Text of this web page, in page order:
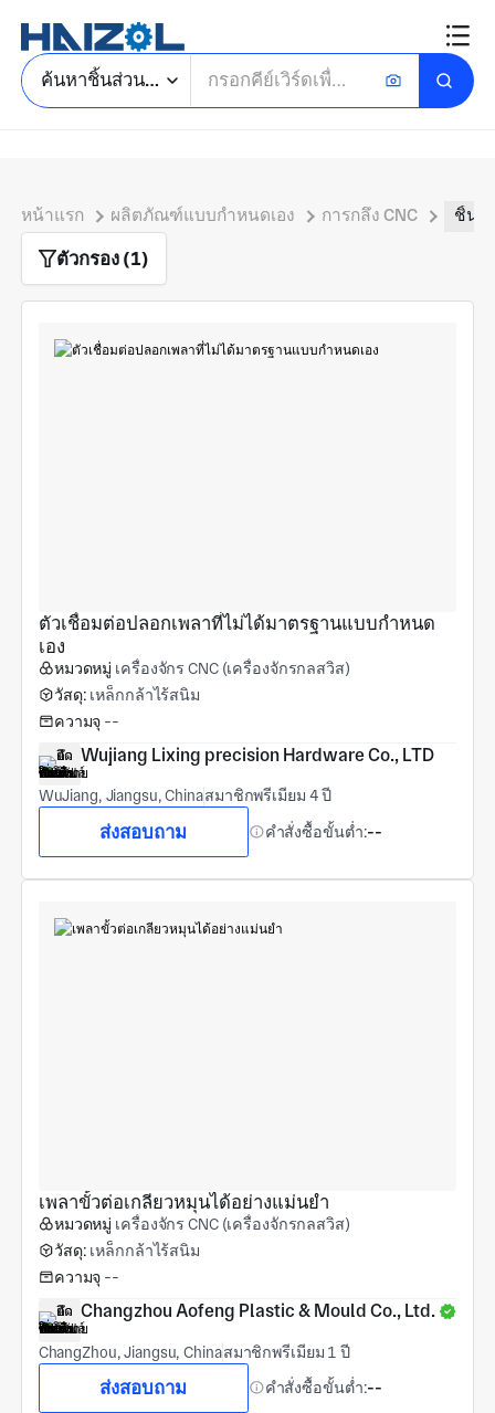
ค้นหาชิ้นส่วนสั่งทำ
หน้าแรก ผลิตภัณฑ์แบบกำหนดเอง การกลึง CNC ชิ้นส่
ตัวกรอง (1)
ตัวเชื่อมต่อปลอกเพลาที่ไม่ได้มาตรฐานแบบกำหนด
เอง
หมวดหมู่ เครื่องจักร CNC (เครื่องจักรกลสวิส)
วัสดุ: เหล็กกล้าไร้สนิม
ความจุ --
Wujiang Lixing precision Hardware Co., LTD
WuJiang, Jiangsu, Chinaสมาชิกพรีเมียม 4 ปี
ส่งสอบถาม คำสั่งซื้อขั้นต่ำ:--
เพลาขั้วต่อเกลียวหมุนได้อย่างแม่นยำ
หมวดหมู่ เครื่องจักร CNC (เครื่องจักรกลสวิส)
วัสดุ: เหล็กกล้าไร้สนิม
ความจุ --
Changzhou Aofeng Plastic & Mould Co., Ltd.
ChangZhou, Jiangsu, Chinaสมาชิกพรีเมียม 1 ปี
ส่งสอบถาม คำสั่งซื้อขั้นต่ำ:--